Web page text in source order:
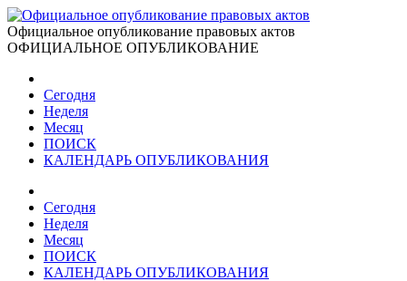
Официальное опубликование правовых актов
ОФИЦИАЛЬНОЕ ОПУБЛИКОВАНИЕ
Сегодня
Неделя
Месяц
ПОИСК
КАЛЕНДАРЬ ОПУБЛИКОВАНИЯ
Сегодня
Неделя
Месяц
ПОИСК
КАЛЕНДАРЬ ОПУБЛИКОВАНИЯ